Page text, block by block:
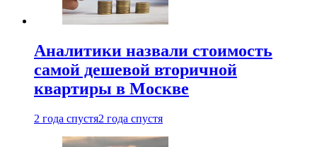
Аналитики назвали стоимость
самой дешевой вторичной
квартиры в Москве
2 года спустя2 года спустя